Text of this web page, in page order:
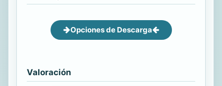
Opciones de Descarga
Valoración